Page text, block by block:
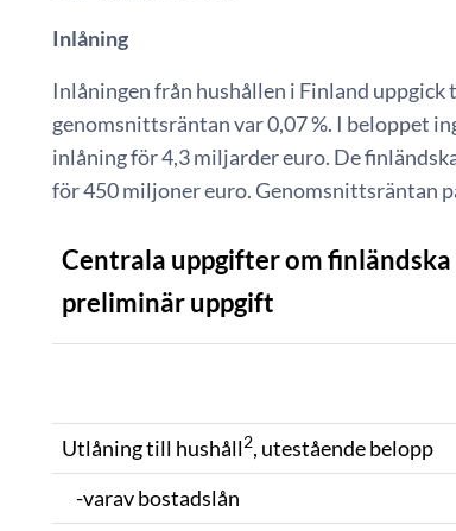
Inlåning
Inlåningen från hushållen i Finland
genomsnittsräntan var 0,07 %. I beloppet
inlåning för 4,3 miljarder euro. De
för 450 miljoner euro. Genomsnittsräntan
Centrala uppgifter om
preliminär uppgift
Utlåning till hushåll2, utestående belopp
-varav bostadslån